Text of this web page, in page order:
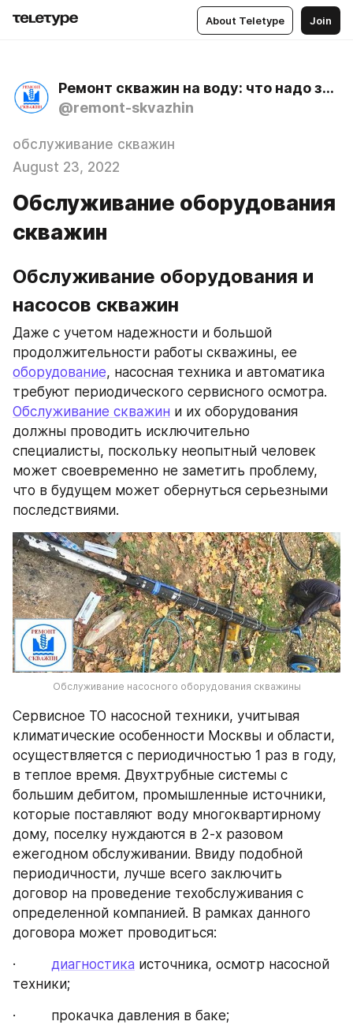
About Teletype Join
Ремонт скважин на воду: что надо знать об их очистке, обустройстве, обслуживании, диагностике
@remont-skvazhin
обслуживание скважин
August 23, 2022
Обслуживание оборудования
скважин
Обслуживание оборудования и
насосов скважин
Даже с учетом надежности и большой
оборудование, насосная техника и автоматика
Обслуживание скважин и их оборудования
должны проводить исключительно
специалисты, поскольку неопытный человек
может своевременно не заметить проблему,
что в будущем может обернуться серьезными
последствиями.
Обслуживание насосного оборудования скважины
Сервисное ТО насосной техники, учитывая
климатические особенности Москвы и области,
осуществляется с периодичностью 1 раз в году,
в теплое время. Двухтрубные системы с
большим дебитом, промышленные источники,
которые поставляют воду многоквартирному
дому, поселку нуждаются в 2-х разовом
ежегодном обслуживании. Ввиду подобной
периодичности, лучше всего заключить
договор на проведение техобслуживания с
определенной компанией. В рамках данного
договора может проводиться:
· диагностика источника, осмотр насосной
техники;
·         прокачка давления в баке;